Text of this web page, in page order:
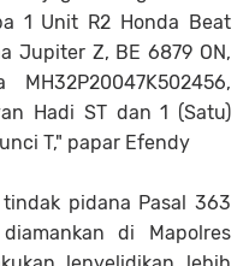
1 Unit R2 Honda Beat
Jupiter Z, BE 6879 ON,
Hadi ST dan 1 (Satu)
T," papar Efendy
pidana Pasal 363
di Mapolres